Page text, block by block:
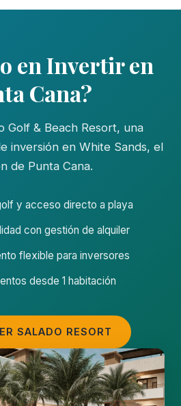
en Invertir en
Cana?
Golf & Beach Resort, una
inversión en White Sands, el
de Punta Cana.
y acceso directo a playa
con gestión de alquiler
flexible para inversores
desde 1 habitación
SALADO RESORT